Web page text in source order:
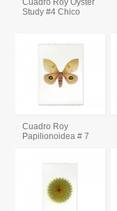
Cuadro Roy Oyster
Study #4 Chico
Cuadro Roy
Papilionoidea # 7